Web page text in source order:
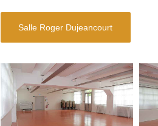
Salle Roger Dujeancourt